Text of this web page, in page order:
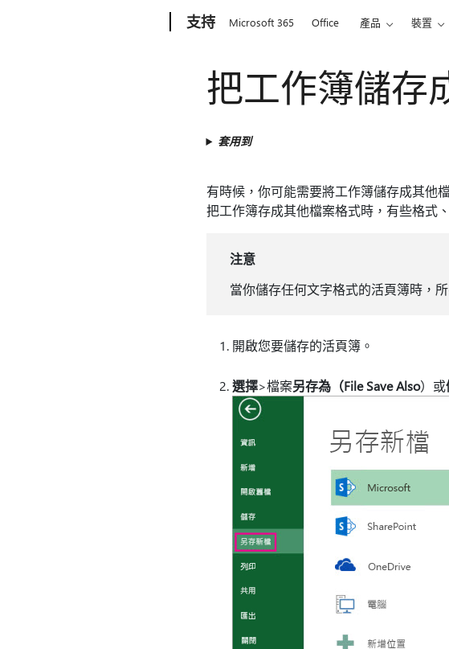
支持 Microsoft 365 Office 產品 裝置
把工作簿儲存
套用到
有時候，你可能需要將工作簿儲存成其他
把工作簿存成其他檔案格式時，有些格式
注意
當你儲存任何文字格式的活頁簿時，
開啟您要儲存的活頁簿。
選擇>檔案另存為（File Save Also）或